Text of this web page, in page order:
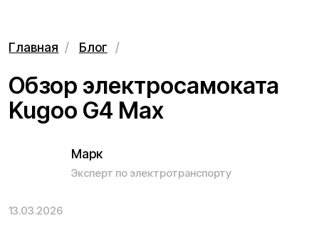
Обзор электросамоката
Марк
Эксперт по электротранспорту